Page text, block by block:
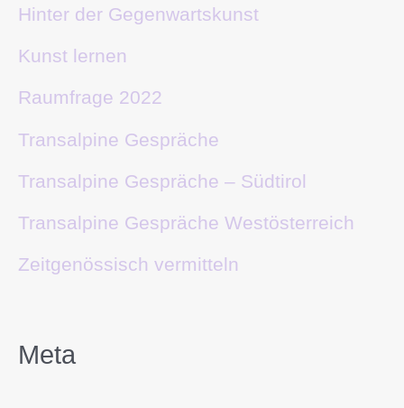
Hinter der Gegenwartskunst
Kunst lernen
Raumfrage 2022
Transalpine Gespräche
Transalpine Gespräche – Südtirol
Transalpine Gespräche Westösterreich
Zeitgenössisch vermitteln
Meta